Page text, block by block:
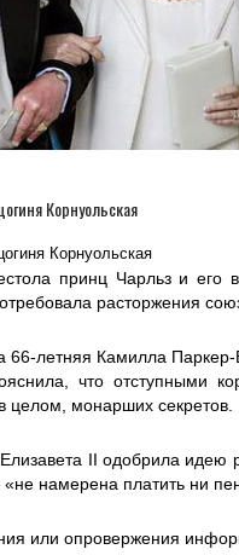
Корнуольская
принц Чарльз и
расторжения
66-летняя Камилла
что отступными
целом, монарших секретов.
II одобрила идею
намерена платить ни
или опровержения